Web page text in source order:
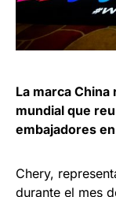
La marca
mundial que
embajadores
Chery,
durante el mes